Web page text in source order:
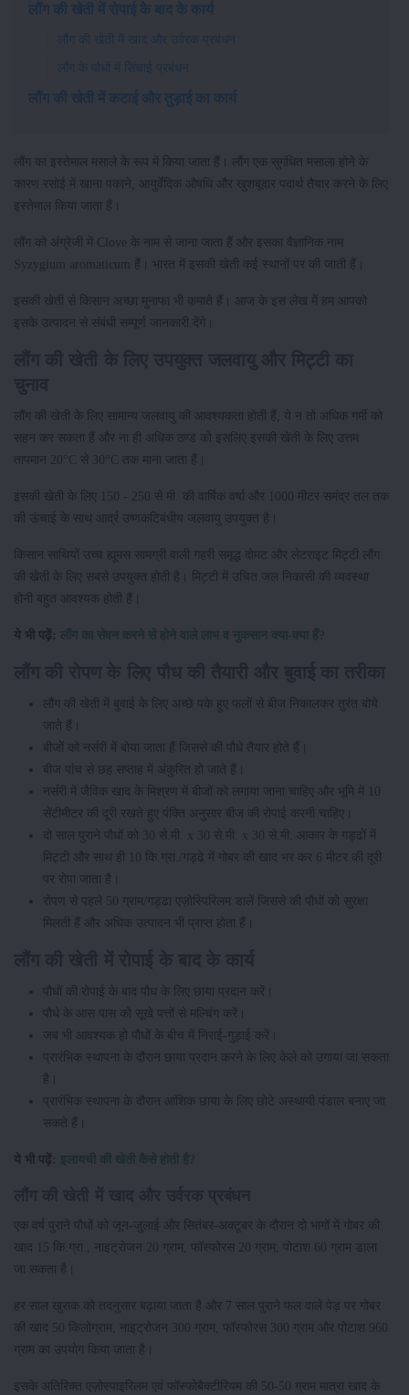
लौंग की खेती में रोपाई के बाद के कार्य
लौंग की खेती में खाद और उर्वरक प्रबंधन
लौंग के पौधों में सिंचाई प्रबंधन
लौंग की खेती में कटाई और तुड़ाई का कार्य
लौंग का इस्तेमाल मसाले के रूप में किया जाता हैं। लौंग एक सुगंधित मसाला होने के
कारण रसोई में खाना पकाने, आयुर्वेदिक औषधि और खुशबूदार पदार्थ तैयार करने के लिए
इस्तेमाल किया जाता हैं।
लौंग को अंग्रेजी में Clove के नाम से जाना जाता हैं और इसका वैज्ञानिक नाम
Syzygium aromaticum हैं। भारत में इसकी खेती कई स्थानों पर की जाती हैं।
इसकी खेती से किसान अच्छा मुनाफा भी कमाते हैं। आज के इस लेख में हम आपको
इसके उत्पादन से संबंधी सम्पूर्ण जानकारी देंगे।
लौंग की खेती के लिए सामान्य जलवायु की आवश्यकता होती हैं, ये न तो अधिक गर्मी को
सहन कर सकता हैं और ना ही अधिक ठण्ड को इसलिए इसकी खेती के लिए उत्तम
तापमान 20°C से 30°C तक माना जाता हैं।
इसकी खेती के लिए 150 - 250 से.मी. की वार्षिक वर्षा और 1000 मीटर समंद्र तल तक
की ऊंचाई के साथ आर्द्र उष्णकटिबंधीय जलवायु उपयुक्त है।
किसान साथियों उच्च ह्यूमस सामग्री वाली गहरी समृद्ध दोमट और लेटराइट मिट्टी लौंग
की खेती के लिए सबसे उपयुक्त होती है। मिट्टी में उचित जल निकासी की व्यवस्था
होनी बहुत आवश्यक होती हैं।
ये भी पढ़ें: लौंग का सेवन करने से होने वाले लाभ व नुकसान क्या-क्या हैं?
लौंग की खेती में बुवाई के लिए अच्छे पके हुए फलों से बीज निकालकर तुरंत बोये
जाते हैं।
बीजों को नर्सरी में बोया जाता हैं जिससे की पौधे तैयार होते हैं।
बीज पांच से छह सप्ताह में अंकुरित हो जाते हैं।
नर्सरी में जैविक खाद के मिश्रण में बीजों को लगाया जाना चाहिए और भूमि में 10
सेंटीमीटर की दूरी रखते हुए पंक्ति अनुसार बीज की रोपाई करनी चाहिए।
दो साल पुराने पौधों को 30 से.मी. x 30 से.मी. x 30 से.मी. आकार के गड्ढों में
मिट्टी और साथ ही 10 कि.ग्रा./गड्ढे में गोबर की खाद भर कर 6 मीटर की दूरी
पर रोपा जाता है।
रोपण से पहले 50 ग्राम/गड्ढा एज़ोस्पिरिलम डालें जिससे की पौधों को सुरक्षा
मिलती हैं और अधिक उत्पादन भी प्राप्त होता हैं।
पौधों की रोपाई के बाद पौध के लिए छाया प्रदान करें।
पौधे के आस पास को सूखे पत्तों से मल्चिंग करें।
जब भी आवश्यक हो पौधों के बीच में निराई-गुड़ाई करें।
प्रारंभिक स्थापना के दौरान छाया प्रदान करने के लिए केले को उगाया जा सकता
है।
प्रारंभिक स्थापना के दौरान आंशिक छाया के लिए छोटे अस्थायी पंडाल बनाए जा
सकते हैं।
ये भी पढ़ें: इलायची की खेती कैसे होती है?
एक वर्ष पुराने पौधों को जून-जुलाई और सितंबर-अक्टूबर के दौरान दो भागों में गोबर की
खाद 15 कि.ग्रा., नाइट्रोजन 20 ग्राम, फॉस्फोरस 20 ग्राम, पोटाश 60 ग्राम डाला
जा सकता है।
हर साल खुराक को तदनुसार बढ़ाया जाता है और 7 साल पुराने फल वाले पेड़ पर गोबर
की खाद 50 किलोग्राम, नाइट्रोजन 300 ग्राम, फॉस्फोरस 300 ग्राम और पोटाश 960
ग्राम का उपयोग किया जाता है।
इसके अतिरिक्त एज़ोस्पाइरिलम एवं फॉस्फोबैक्टीरियम की 50-50 ग्राम मात्रा खाद के